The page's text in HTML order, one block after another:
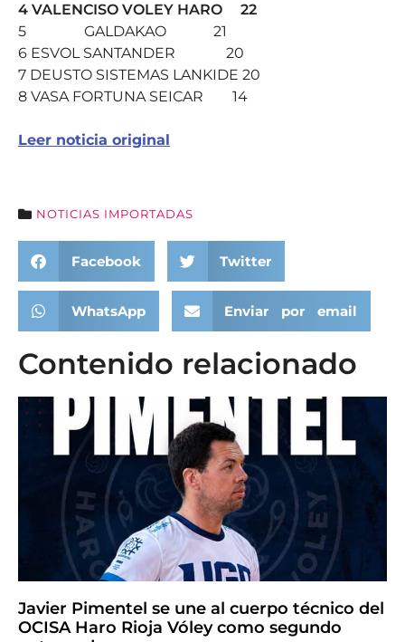
4 VALENCISO VOLEY HARO 22
5 GALDAKAO 21
6 ESVOL SANTANDER 20
7 DEUSTO SISTEMAS LANKIDE 20
8 VASA FORTUNA SEICAR 14
Leer noticia original
NOTICIAS IMPORTADAS
Facebook Twitter
WhatsApp Enviar por email
Contenido relacionado
Javier Pimentel se une al cuerpo técnico del
OCISA Haro Rioja Vóley como segundo